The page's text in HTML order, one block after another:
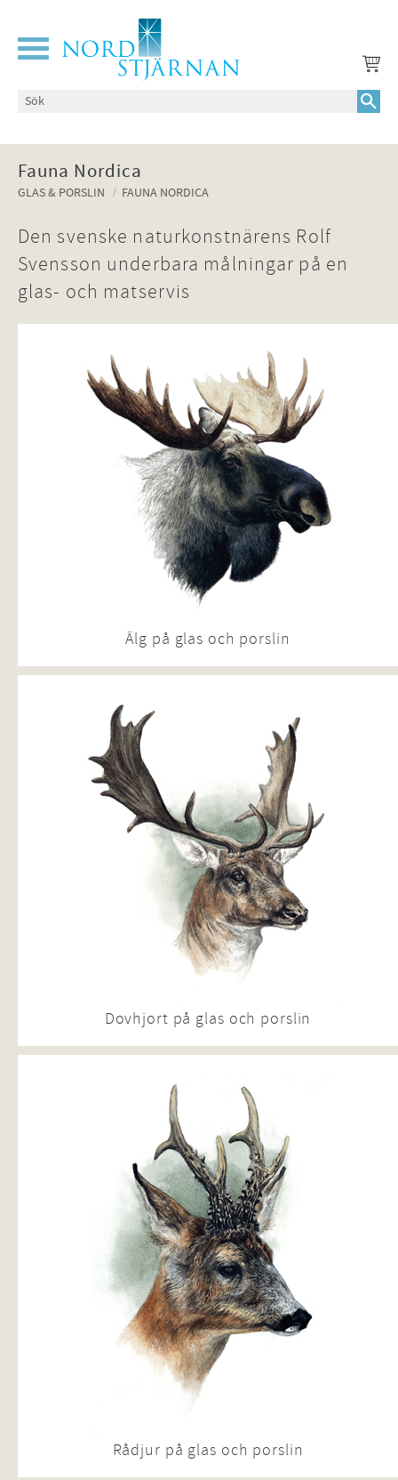
Meny
Fauna Nordica
GLAS & PORSLIN FAUNA NORDICA
Den svenske naturkonstnärens Rolf
Svensson underbara målningar på en
glas- och matservis
Älg på glas och porslin
Dovhjort på glas och porslin
Rådjur på glas och porslin